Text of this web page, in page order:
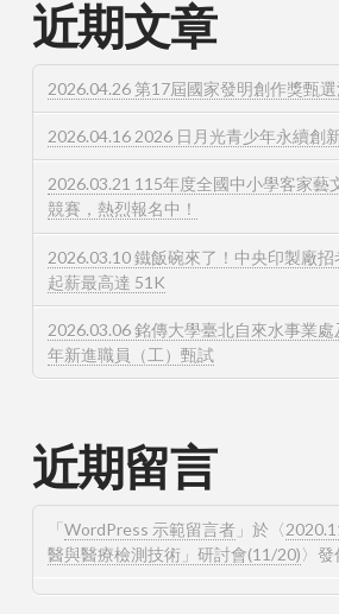
近期文章
2026.04.26 第17屆國家發明創作獎甄選
2026.04.16 2026 日月光青少年永續創
2026.03.21 115年度全國中小學客家藝
競賽，熱烈報名中！
2026.03.10 鐵飯碗來了！中央印製廠招
起薪最高達 51K
2026.03.06 銘傳大學臺北自來水事業
年新進職員（工）甄試
近期留言
「WordPress 示範留言者」於〈
醫與醫療檢測技術」研討會(11/20)〉